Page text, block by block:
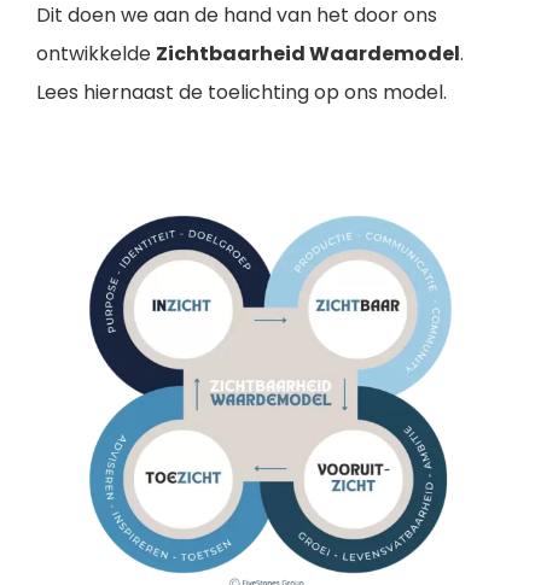
Dit doen we aan de hand van het door ons
ontwikkelde Zichtbaarheid Waardemodel.
Lees hiernaast de toelichting op ons model.